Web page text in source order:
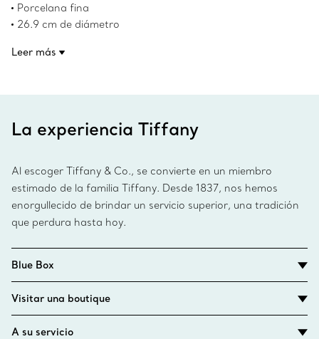
Tiffany. Cada creación de Valse Bleue, fabricada en
porcelana fina, está acabada con bordes de oro pintados
Porcelana fina
26.9 cm de diámetro
No apto para microondas
Leer más
La experiencia Tiffany
Al escoger Tiffany & Co., se convierte en un miembro
estimado de la familia Tiffany. Desde 1837, nos hemos
enorgullecido de brindar un servicio superior, una tradición
que perdura hasta hoy.
Blue Box
Visitar una boutique
A su servicio